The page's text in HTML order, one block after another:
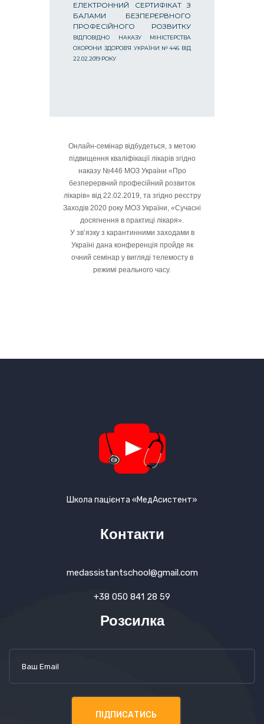
ЕЛЕКТРОННИЙ СЕРТИФІКАТ З
БАЛАМИ БЕЗПЕРЕРВНОГО
ПРОФЕСІЙНОГО РОЗВИТКУ
ВІДПОВІДНО НАКАЗУ МІНІСТЕРСТВА
ОХОРОНИ ЗДОРОВ’Я УКРАЇНИ №446 ВІД
22.02.2019 РОКУ
Онлайн-семінар відбудеться, з метою
підвищення кваліфікації лікарів згідно
наказу №446 МОЗ України «Про
безперервний професійний розвиток
лікарів» від 22.02.2019, та згідно реєстру
Заходів 2020 року МОЗ України, «Сучасні
досягнення в практиці лікаря».
У зв’язку з карантинними заходами в
Україні дана конференція пройде як
очний семінар у вигляді телемосту в
режимі реального часу.
Школа пацієнта «МедАсистент»
Контакти
medassistantschool@gmail.com
+38 050 841 28 59
Розсилка